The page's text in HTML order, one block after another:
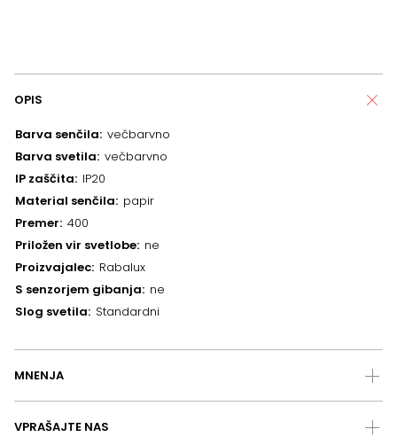
OPIS
Barva senčila večbarvno
Barva svetila večbarvno
IP zaščita IP20
Material senčila papir
Premer 400
Priložen vir svetlobe ne
Proizvajalec Rabalux
S senzorjem gibanja ne
Slog svetila Standardni
MNENJA
VPRAŠAJTE NAS